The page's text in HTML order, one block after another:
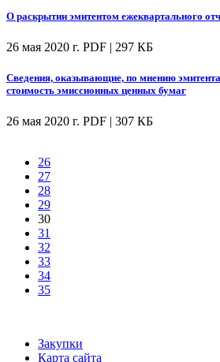
О раскрытии эмитентом ежеквартального
26 мая 2020 г. PDF | 297 КБ
Сведения, оказывающие, по мнению
стоимость эмиссионных ценных бумаг
26 мая 2020 г. PDF | 307 КБ
26
27
28
29
30
31
32
33
34
35
Закупки
Карта сайта